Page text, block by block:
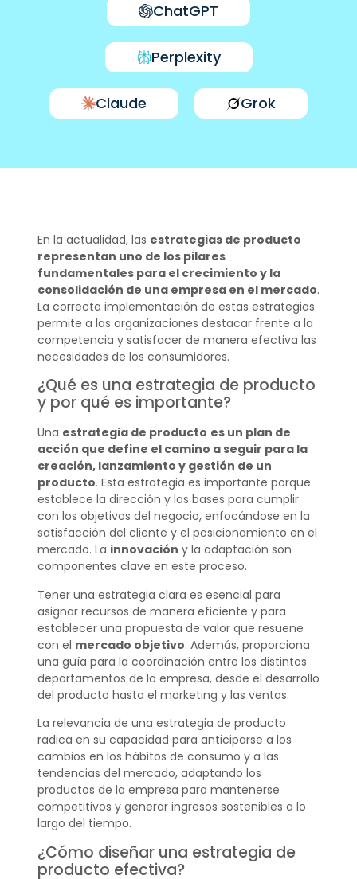
ChatGPT
Perplexity
Claude Grok
En la actualidad, las estrategias de producto
representan uno de los pilares
fundamentales para el crecimiento y la
consolidación de una empresa en el mercado.
La correcta implementación de estas estrategias
permite a las organizaciones destacar frente a la
competencia y satisfacer de manera efectiva las
necesidades de los consumidores.
¿Qué es una estrategia de producto
y por qué es importante?
Una estrategia de producto es un plan de
acción que define el camino a seguir para la
creación, lanzamiento y gestión de un
producto. Esta estrategia es importante porque
establece la dirección y las bases para cumplir
con los objetivos del negocio, enfocándose en la
satisfacción del cliente y el posicionamiento en el
mercado. La innovación y la adaptación son
componentes clave en este proceso.
Tener una estrategia clara es esencial para
asignar recursos de manera eficiente y para
establecer una propuesta de valor que resuene
con el mercado objetivo. Además, proporciona
una guía para la coordinación entre los distintos
departamentos de la empresa, desde el desarrollo
del producto hasta el marketing y las ventas.
La relevancia de una estrategia de producto
radica en su capacidad para anticiparse a los
cambios en los hábitos de consumo y a las
tendencias del mercado, adaptando los
productos de la empresa para mantenerse
competitivos y generar ingresos sostenibles a lo
largo del tiempo.
¿Cómo diseñar una estrategia de
producto efectiva?